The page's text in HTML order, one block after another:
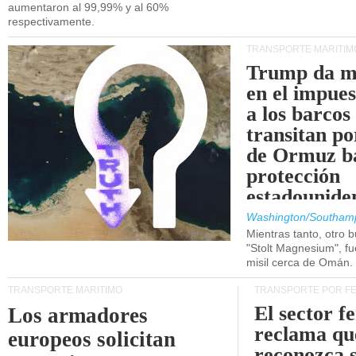
aumentaron al 99,99% y al 60%
respectivamente.
TRANSPORTE
Trump da
en el
a los barcos
transitan
de Ormuz
protección
Washington/
Mientras tanto, otro
"Stolt Magnesium",
misil cerca de Omán.
TRANSPORTE MARÍTIMO
Los armadores
europeos solicitan
TRANSPORTE POR
El sector
reclama